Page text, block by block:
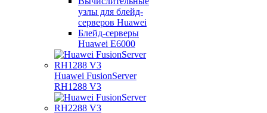
узлы для блейд-
серверов Huawei
Блейд-серверы
Huawei E6000
Huawei FusionServer
RH1288 V3